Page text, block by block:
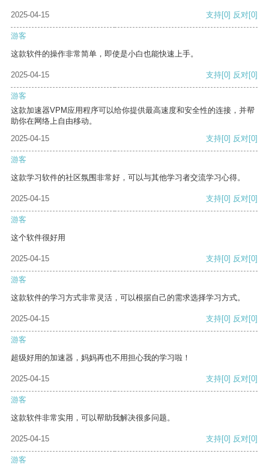
2025-04-15 支持[0] 反对[0]
游客
这款软件的操作非常简单，即使是小白也能快速上手。
2025-04-15 支持[0] 反对[0]
游客
这款加速器VPM应用程序可以给你提供最高速度和安全性的连接，并帮
助你在网络上自由移动。
2025-04-15
支持[0] 反对[0]
游客
这款学习软件的社区氛围非常好，可以与其他学习者交流学习心得。
2025-04-15 支持[0] 反对[0]
游客
这个软件很好用
2025-04-15 支持[0] 反对[0]
游客
这款软件的学习方式非常灵活，可以根据自己的需求选择学习方式。
2025-04-15 支持[0] 反对[0]
游客
超级好用的加速器，妈妈再也不用担心我的学习啦！
2025-04-15 支持[0] 反对[0]
游客
这款软件非常实用，可以帮助我解决很多问题。
2025-04-15 支持[0] 反对[0]
游客